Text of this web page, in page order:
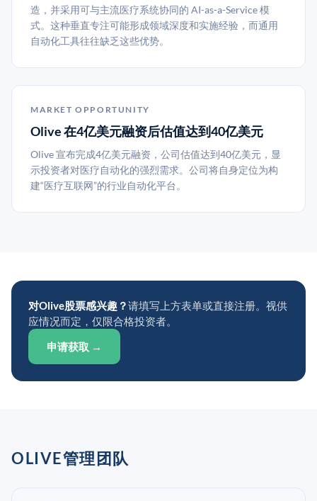
造，并采用可与主流医疗系统协同的 AI-as-a-Service 模
式。这种垂直专注可能形成领域深度和实施经验，而通用
自动化工具往往缺乏这些优势。
MARKET OPPORTUNITY
Olive 在4亿美元融资后估值达到40亿美元
Olive 宣布完成4亿美元融资，公司估值达到40亿美元，显
示投资者对医疗自动化的强烈需求。公司将自身定位为构
建“医疗互联网”的行业自动化平台。
对Olive股票感兴趣？请填写上方表单或直接注册。视供
应情况而定，仅限合格投资者。
申请获取 →
OLIVE管理团队